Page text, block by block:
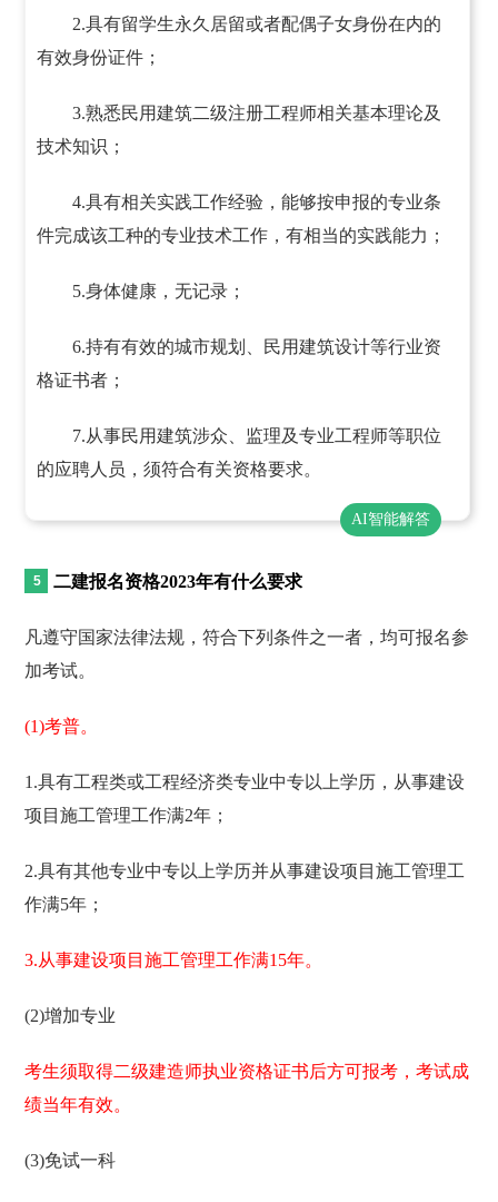
AI智能解答
2.具有留学生永久居留或者配偶子女身份在内的
有效身份证件；
3.熟悉民用建筑二级注册工程师相关基本理论及
技术知识；
4.具有相关实践工作经验，能够按申报的专业条
件完成该工种的专业技术工作，有相当的实践能力；
5.身体健康，无记录；
6.持有有效的城市规划、民用建筑设计等行业资
格证书者；
7.从事民用建筑涉众、监理及专业工程师等职位
的应聘人员，须符合有关资格要求。
二建报名资格2023年有什么要求
凡遵守国家法律法规，符合下列条件之一者，均可报名参
加考试。
(1)考普。
1.具有工程类或工程经济类专业中专以上学历，从事建设
项目施工管理工作满2年；
2.具有其他专业中专以上学历并从事建设项目施工管理工
作满5年；
3.从事建设项目施工管理工作满15年。
(2)增加专业
考生须取得二级建造师执业资格证书后方可报考，考试成
绩当年有效。
(3)免试一科